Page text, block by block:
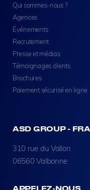
Qui sommes-nous ?
Agences
Événements
Recrutement
Presse et médias
Témoignages clients
Brochures
Paiement sécurisé en ligne
ASD GROUP -
310 rue du Vallon
06560 Valbonne
APPELEZ-NOUS